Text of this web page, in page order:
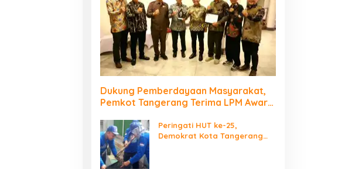
Dukung Pemberdayaan Masyarakat,
Pemkot Tangerang Terima LPM Award
Peringati HUT ke-25,
Demokrat Kota Tangerang